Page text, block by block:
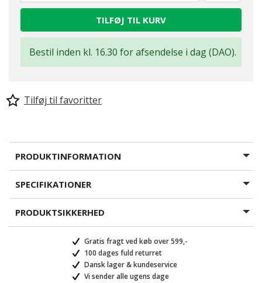
TILFØJ TIL KURV
Bestil inden kl. 16.30 for afsendelse i dag (DAO).
Tilføj til favoritter
PRODUKTINFORMATION
SPECIFIKATIONER
PRODUKTSIKKERHED
Gratis fragt ved køb over 599,-
100 dages fuld returret
Dansk lager & kundeservice
Vi sender alle ugens dage